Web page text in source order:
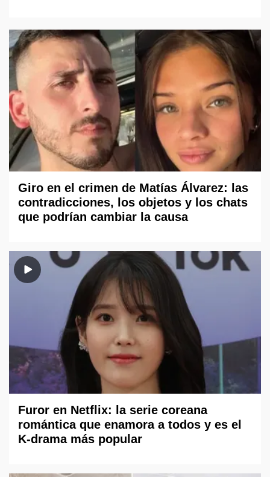
Giro en el crimen de Matías Álvarez: las
contradicciones, los objetos y los chats
que podrían cambiar la causa
Furor en Netflix: la serie coreana
romántica que enamora a todos y es el
K-drama más popular